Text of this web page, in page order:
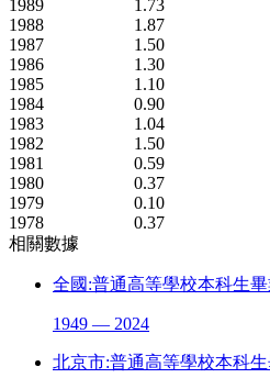
1989
1.73
1988
1.87
1987
1.50
1986
1.30
1985
1.10
1984
0.90
1983
1.04
1982
1.50
1981
0.59
1980
0.37
1979
0.10
1978
0.37
相關數據
全國:普通高等學校本科生畢
1949 — 2024
北京市:普通高等學校本科生